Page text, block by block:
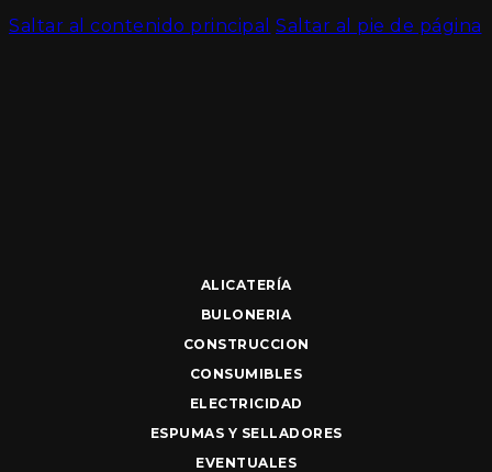
Saltar al contenido principal Saltar al pie de página
ALICATERÍA
BULONERIA
CONSTRUCCION
CONSUMIBLES
ELECTRICIDAD
ESPUMAS Y SELLADORES
EVENTUALES